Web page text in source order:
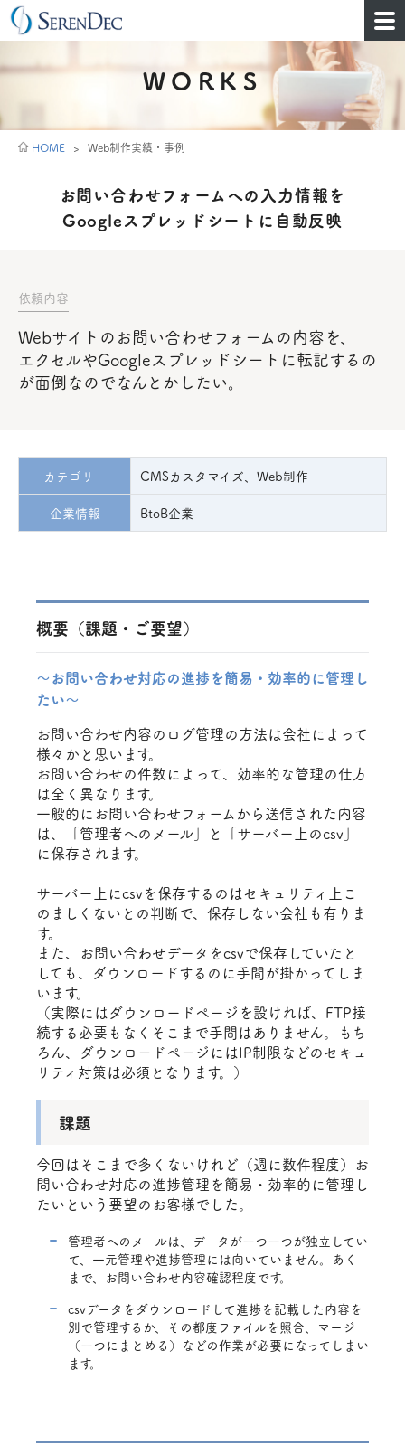
WORKS
HOME > Web制作実績・事例
お問い合わせフォームへの入力情報を
Googleスプレッドシートに自動反映
依頼内容
Webサイトのお問い合わせフォームの内容を、
エクセルやGoogleスプレッドシートに転記するの
が面倒なのでなんとかしたい。
カテゴリー CMSカスタマイズ、Web制作
企業情報 BtoB企業
概要（課題・ご要望）
～お問い合わせ対応の進捗を簡易・効率的に管理し
たい～
お問い合わせ内容のログ管理の方法は会社によって
様々かと思います。
お問い合わせの件数によって、効率的な管理の仕方
は全く異なります。
一般的にお問い合わせフォームから送信された内容
は、「管理者へのメール」と「サーバー上のcsv」
に保存されます。
サーバー上にcsvを保存するのはセキュリティ上こ
のましくないとの判断で、保存しない会社も有りま
す。
また、お問い合わせデータをcsvで保存していたと
しても、ダウンロードするのに手間が掛かってしま
います。
（実際にはダウンロードページを設ければ、FTP接
続する必要もなくそこまで手間はありません。もち
ろん、ダウンロードページにはIP制限などのセキュ
リティ対策は必須となります。）
課題
今回はそこまで多くないけれど（週に数件程度）お
問い合わせ対応の進捗管理を簡易・効率的に管理し
たいという要望のお客様でした。
管理者へのメールは、データが一つ一つが独立してい
て、一元管理や進捗管理には向いていません。あく
まで、お問い合わせ内容確認程度です。
csvデータをダウンロードして進捗を記載した内容を
別で管理するか、その都度ファイルを照合、マージ
（一つにまとめる）などの作業が必要になってしまい
ます。